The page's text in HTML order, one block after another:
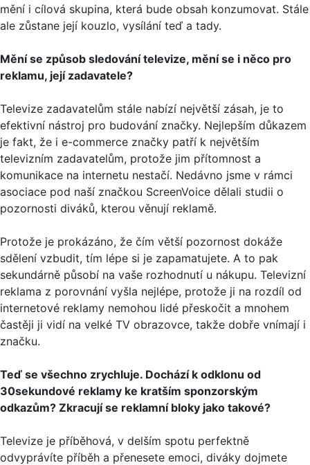
mění i cílová skupina, která bude obsah konzumovat. Stále
ale zůstane její kouzlo, vysílání teď a tady.
Mění se způsob sledování televize, mění se i něco pro
reklamu, její zadavatele?
Televize zadavatelům stále nabízí největší zásah, je to
efektivní nástroj pro budování značky. Nejlepším důkazem
je fakt, že i e-commerce značky patří k největším
televizním zadavatelům, protože jim přítomnost a
komunikace na internetu nestačí. Nedávno jsme v rámci
asociace pod naší značkou ScreenVoice dělali studii o
pozornosti diváků, kterou věnují reklamě.
Protože je prokázáno, že čím větší pozornost dokáže
sdělení vzbudit, tím lépe si je zapamatujete. A to pak
sekundárně působí na vaše rozhodnutí u nákupu. Televizní
reklama z porovnání vyšla nejlépe, protože ji na rozdíl od
internetové reklamy nemohou lidé přeskočit a mnohem
častěji ji vidí na velké TV obrazovce, takže dobře vnímají i
značku.
Teď se všechno zrychluje. Dochází k odklonu od
30sekundové reklamy ke kratším sponzorským
odkazům? Zkracují se reklamní bloky jako takové?
Televize je příběhová, v delším spotu perfektně
odvyprávíte příběh a přenesete emoci, diváky dojmete